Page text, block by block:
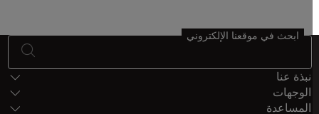
أسفل الصفحة خريطة الموقع
ابحث في موقعنا الإلكتروني
نبذة عنا
الوجهات
المساعدة